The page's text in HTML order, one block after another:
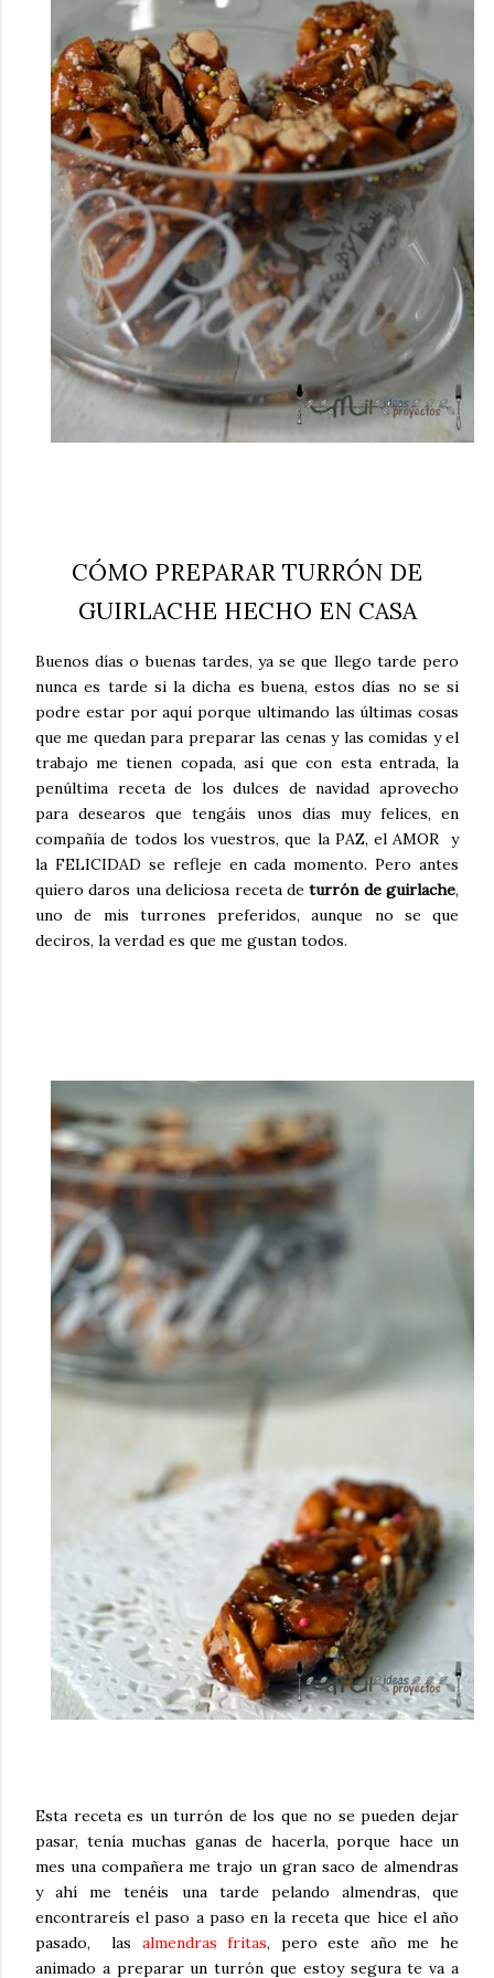
CÓMO PREPARAR TURRÓN DE
GUIRLACHE HECHO EN CASA
Buenos días o buenas tardes, ya se que llego tarde pero
nunca es tarde si la dicha es buena, estos días no se si
podre estar por aquí porque ultimando las últimas cosas
que me quedan para preparar las cenas y las comidas y el
trabajo me tienen copada, así que con esta entrada, la
penúltima receta de los dulces de navidad aprovecho
para desearos que tengáis unos días muy felices, en
compañía de todos los vuestros, que la PAZ, el AMOR y
la FELICIDAD se refleje en cada momento. Pero antes
quiero daros una deliciosa receta deturrón de guirlache,
uno de mis turrones preferidos, aunque no se que
deciros, la verdad es que me gustan todos.
Esta receta es un turrón de los que no se pueden dejar
pasar, tenía muchas ganas de hacerla, porque hace un
mes una compañera me trajo un gran saco de almendras
y ahí me tenéis una tarde pelando almendras, que
encontrareís el paso a paso en la receta que hice el año
pasado, las almendras fritas, pero este año me he
animado a preparar un turrón que estoy segura te va a